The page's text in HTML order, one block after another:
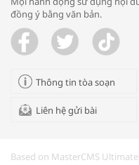
Trao
đồng ý bằng văn bản.
Thông tin tòa soạn
Liên hệ gửi bài
Based on MasterCMS